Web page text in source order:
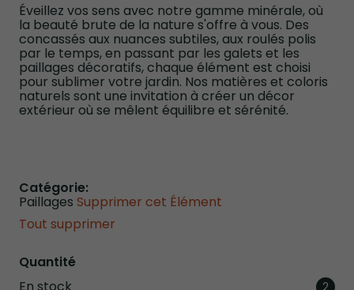
Éveillez vos sens avec notre gamme minérale, où
la beauté brute de la nature s'offre à vous. Des
concassés aux nuances subtiles, aux roulés polis
par le temps, en passant par les galets et les
paillages décoratifs, chaque élément est choisi
pour sublimer votre jardin. Nos matières et coloris
naturels sont une invitation à créer un décor
extérieur où se mêlent équilibre et sérénité.
Catégorie
Paillages Supprimer cet Élément
Tout supprimer
Quantité
En stock
2